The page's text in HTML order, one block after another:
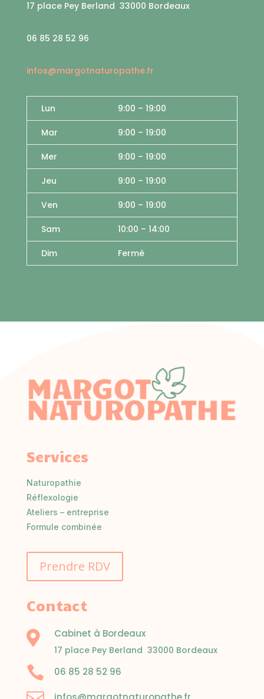
17 place Pey Berland 33000 Bordeaux
06 85 28 52 96
infos@margotnaturopathe.fr
Lun 9:00 – 19:00
Mar 9:00 – 19:00
Mer 9:00 – 19:00
Jeu 9:00 – 19:00
Ven 9:00 – 19:00
Sam 10:00 – 14:00
Dim Fermé
Services
Naturopathie
Réflexologie
Ateliers – entreprise
Formule combinée
Prendre RDV
Contact

Cabinet à Bordeaux
17 place Pey Berland 33000 Bordeaux
 06 85 28 52 96